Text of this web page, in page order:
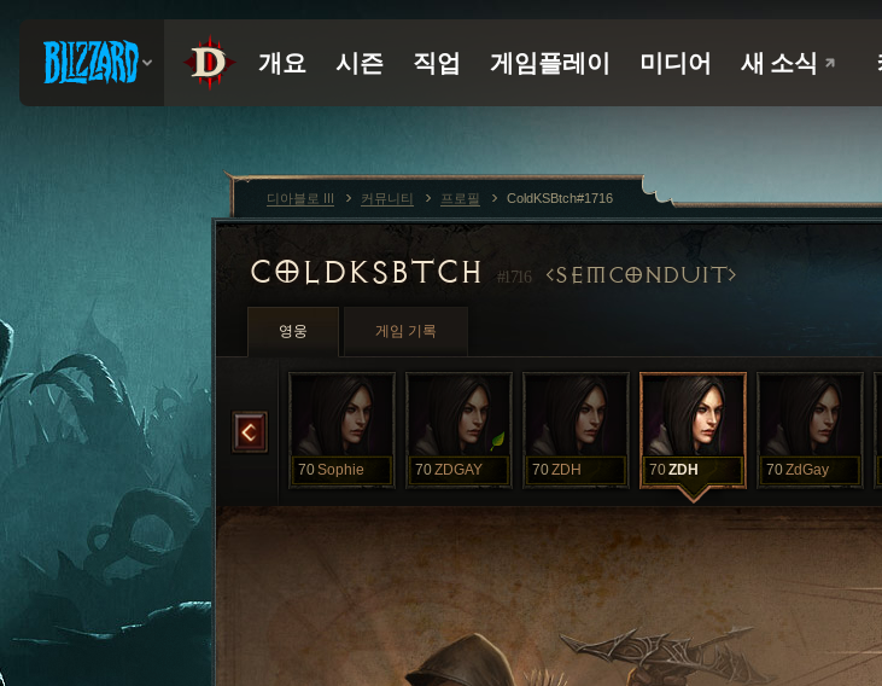
COLDKSBTCH #1716 SEMCONDUIT
영웅 게임 기록
NightMare Sophie 70Sophie 70ZDGAY 70ZDH 70ZDH 70ZdGay
디아블로 III 커뮤니티 프로필 ColdKSBtch#1716